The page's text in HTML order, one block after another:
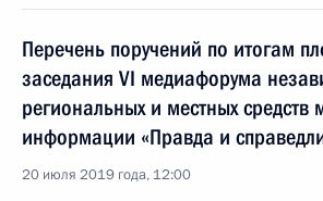
Перечень поручений по итогам
заседания VI медиафорума
региональных и местных средств
информации «Правда и
20 июля 2019 года, 12:00